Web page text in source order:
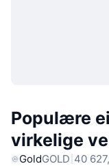
Populære
virkelige
GoldGOLD 40